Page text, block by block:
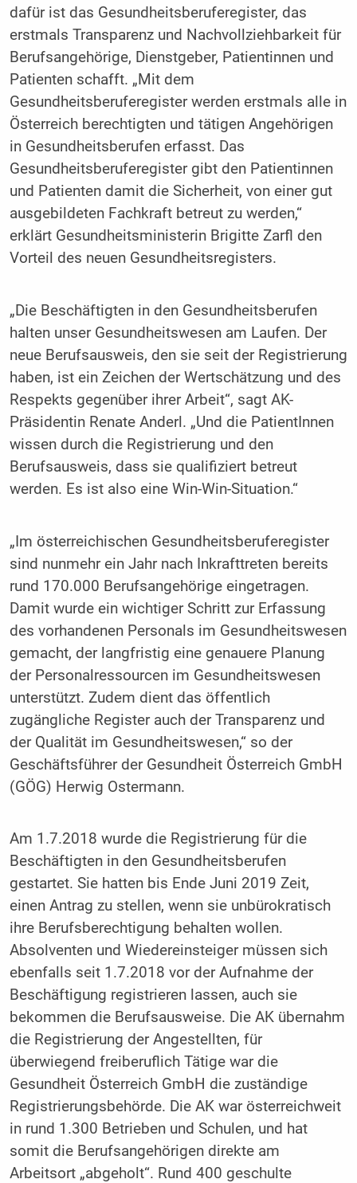
dafür ist das Gesundheitsberuferegister, das
erstmals Transparenz und Nachvollziehbarkeit für
Berufsangehörige, Dienstgeber, Patientinnen und
Patienten schafft. „Mit dem
Gesundheitsberuferegister werden erstmals alle in
Österreich berechtigten und tätigen Angehörigen
in Gesundheitsberufen erfasst. Das
Gesundheitsberuferegister gibt den Patientinnen
und Patienten damit die Sicherheit, von einer gut
ausgebildeten Fachkraft betreut zu werden,“
erklärt Gesundheitsministerin Brigitte Zarfl den
Vorteil des neuen Gesundheitsregisters.
„Die Beschäftigten in den Gesundheitsberufen
halten unser Gesundheitswesen am Laufen. Der
neue Berufsausweis, den sie seit der Registrierung
haben, ist ein Zeichen der Wertschätzung und des
Respekts gegenüber ihrer Arbeit“, sagt AK-
Präsidentin Renate Anderl. „Und die PatientInnen
wissen durch die Registrierung und den
Berufsausweis, dass sie qualifiziert betreut
werden. Es ist also eine Win-Win-Situation.“
„Im österreichischen Gesundheitsberuferegister
sind nunmehr ein Jahr nach Inkrafttreten bereits
rund 170.000 Berufsangehörige eingetragen.
Damit wurde ein wichtiger Schritt zur Erfassung
des vorhandenen Personals im Gesundheitswesen
gemacht, der langfristig eine genauere Planung
der Personalressourcen im Gesundheitswesen
unterstützt. Zudem dient das öffentlich
zugängliche Register auch der Transparenz und
der Qualität im Gesundheitswesen,“ so der
Geschäftsführer der Gesundheit Österreich GmbH
(GÖG) Herwig Ostermann.
Am 1.7.2018 wurde die Registrierung für die
Beschäftigten in den Gesundheitsberufen
gestartet. Sie hatten bis Ende Juni 2019 Zeit,
einen Antrag zu stellen, wenn sie unbürokratisch
ihre Berufsberechtigung behalten wollen.
Absolventen und Wiedereinsteiger müssen sich
ebenfalls seit 1.7.2018 vor der Aufnahme der
Beschäftigung registrieren lassen, auch sie
bekommen die Berufsausweise. Die AK übernahm
die Registrierung der Angestellten, für
überwiegend freiberuflich Tätige war die
Gesundheit Österreich GmbH die zuständige
Registrierungsbehörde. Die AK war österreichweit
in rund 1.300 Betrieben und Schulen, und hat
somit die Berufsangehörigen direkte am
Arbeitsort „abgeholt“. Rund 400 geschulte